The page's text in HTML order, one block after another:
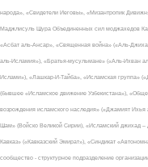
народа», «Свидетели Иеговы», «Мизантропик
Маджлисуль Шура Объединенных сил моджахедов
«Асбат аль-Ансар», «Священная война» («Аль-
аль-Исламия»), «Братья-мусульмане» («Аль-Ихван
Ислами»), «Лашкар-И-Тайба», «Исламская группа»
(бывшее «Исламское движение Узбекистана»),
возрождения исламского наследия» («Джамият
Шам» (Войско Великой Сирии), «Исламский джихад
Кавказ» («Кавказский Эмират»), «Синдикат
сообщество - структурное подразделение